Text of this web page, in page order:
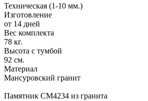
Техническая (1-10 мм.)
Изготовление
от 14 дней
Вес комплекта
78 кг.
Высота с тумбой
92 см.
Материал
Мансуровский гранит
Памятник CM4234 из гранита